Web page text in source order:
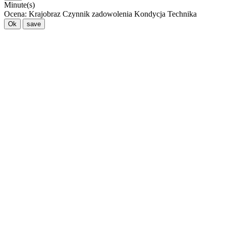
Minute(s)
Ocena: Krajobraz Czynnik zadowolenia Kondycja Technika
Ok save